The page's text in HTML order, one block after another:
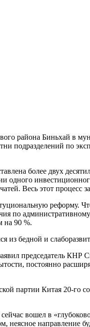
района Биньхай в
подразделений по
более двух
одного
Весь этот процесс
реформу.
по
на 90 %.
из бедной и
председатель
постоянно
партии Китая 20-го
вошел в
направление